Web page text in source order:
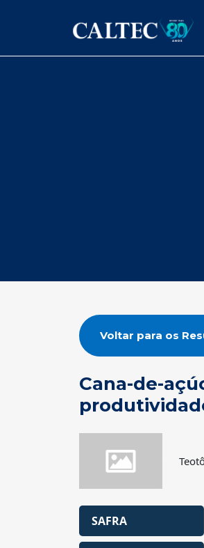
Voltar para os
Cana-de-
SAFRA